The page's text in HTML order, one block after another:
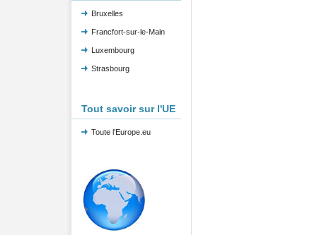
Bruxelles
Francfort-sur-le-Main
Luxembourg
Strasbourg
Tout savoir sur l'UE
Toute l'Europe.eu